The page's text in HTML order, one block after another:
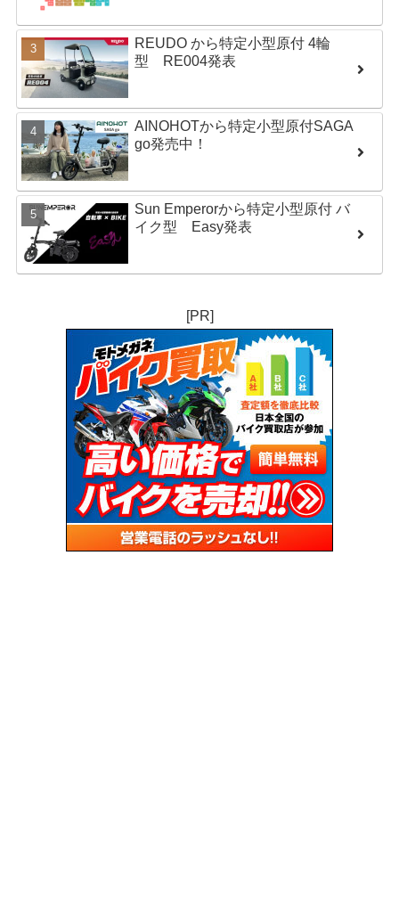
REUDO から特定小型原付 4輪
型 RE004発表
AINOHOTから特定小型原付SAGA
go発売中！
Sun Emperorから特定小型原付 バ
イク型 Easy発表
[PR]